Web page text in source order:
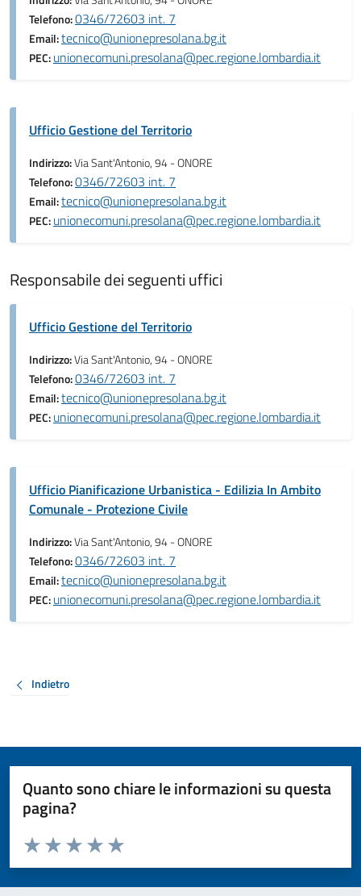
Telefono:0346/72603 int. 7
Email:tecnico@unionepresolana.bg.it
PEC:unionecomuni.presolana@pec.regione.lombardia.it
Ufficio Gestione del Territorio
Indirizzo:Via Sant'Antonio, 94 - ONORE
Telefono:0346/72603 int. 7
Email:tecnico@unionepresolana.bg.it
PEC:unionecomuni.presolana@pec.regione.lombardia.it
Responsabile dei seguenti uffici
Ufficio Gestione del Territorio
Indirizzo:Via Sant'Antonio, 94 - ONORE
Telefono:0346/72603 int. 7
Email:tecnico@unionepresolana.bg.it
PEC:unionecomuni.presolana@pec.regione.lombardia.it
Ufficio Pianificazione Urbanistica - Edilizia In Ambito
Comunale - Protezione Civile
Indirizzo:Via Sant'Antonio, 94 - ONORE
Telefono:0346/72603 int. 7
Email:tecnico@unionepresolana.bg.it
PEC:unionecomuni.presolana@pec.regione.lombardia.it
Indietro
Quanto sono chiare le informazioni su questa
pagina?
Valuta da 1 a 5 stelle la pagina
Valuta 5 stelle su 5
Valuta 4 stelle su 5
Valuta 3 stelle su 5
Valuta 2 stelle su 5
Valuta 1 stelle su 5